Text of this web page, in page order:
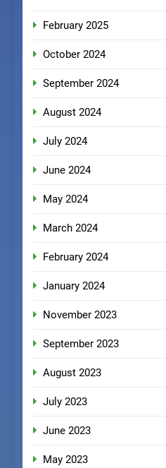
February 2025
October 2024
September 2024
August 2024
July 2024
June 2024
May 2024
March 2024
February 2024
January 2024
November 2023
September 2023
August 2023
July 2023
June 2023
May 2023